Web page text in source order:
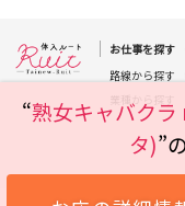
該当求人 0件
お仕事を探す
路線から探す
業種から探す
“熟女キャバクラ
タ)”